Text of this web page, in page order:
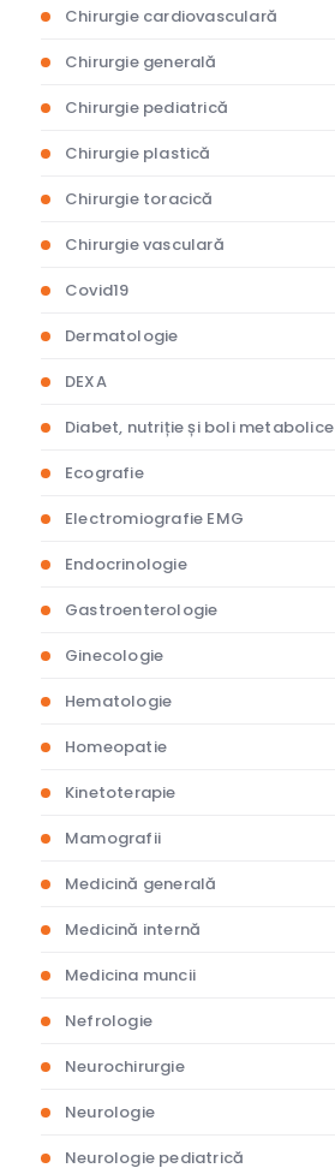
Chirurgie cardiovasculară
Chirurgie generală
Chirurgie pediatrică
Chirurgie plastică
Chirurgie toracică
Chirurgie vasculară
Covid19
Dermatologie
DEXA
Diabet, nutriție și boli metabolice
Ecografie
Electromiografie EMG
Endocrinologie
Gastroenterologie
Ginecologie
Hematologie
Homeopatie
Kinetoterapie
Mamografii
Medicină generală
Medicină internă
Medicina muncii
Nefrologie
Neurochirurgie
Neurologie
Neurologie pediatrică